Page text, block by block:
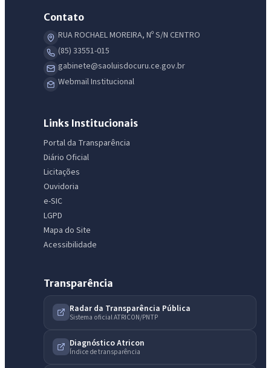
Contato
RUA ROCHAEL MOREIRA, Nº S/N CENTRO
(85) 33551-015
gabinete@saoluisdocuru.ce.gov.br
Webmail Institucional
Links Institucionais
Portal da Transparência
Diário Oficial
Licitações
Ouvidoria
e-SIC
LGPD
Mapa do Site
Acessibilidade
Transparência
Radar da Transparência Pública
Sistema oficial ATRICON/PNTP
Diagnóstico Atricon
Índice de transparência